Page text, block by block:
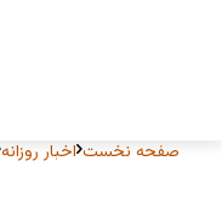
صفحه نخست اخبار روزانه